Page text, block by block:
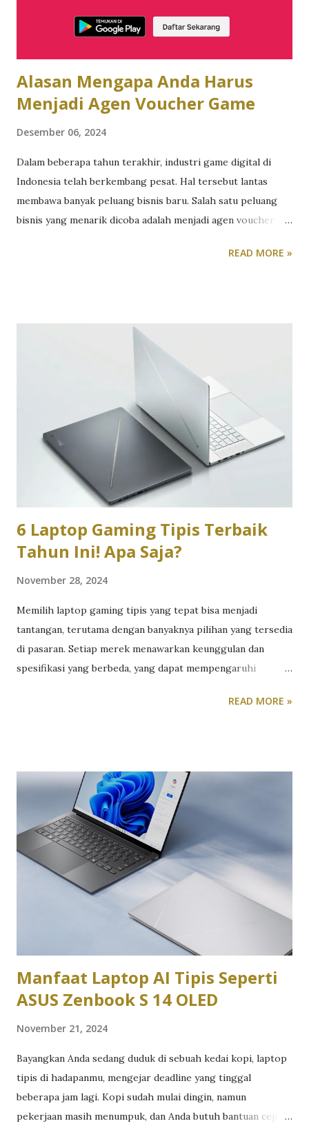
pilihan durasi roaming 3, 7, hingga 30 hari, yang bisa
Alasan Mengapa Anda Harus
Menjadi Agen Voucher Game
Desember 06, 2024
Dalam beberapa tahun terakhir, industri game digital di
Indonesia telah berkembang pesat. Hal tersebut lantas
membawa banyak peluang bisnis baru. Salah satu peluang
bisnis yang menarik dicoba adalah menjadi agen voucher
game itu sendiri. PUBG Mobile misalkan, game ini memiliki
bisa membuat mereka lebih kompetitif. Maka dari itu, bisnis
menjadi agen voucher game menjadi sangat menarik.
Terlebih, bisnis ini menawarkan keuntungan yang menarik
dengan modal yang relatif kecil. Lebih dari itu, bisnis ini
dapat dimulai dan dijalankan dengan mudah. Tentu ini sangat
menarik jika Anda tertarik untuk memulai bisnis dengan
potensi keuntungan yang relatif besar. Lantas, apa saja
alasan mengapa menjadi agen voucher game sangat
menarik? Berikut adalah beberapa ala...
READ MORE »
6 Laptop Gaming Tipis Terbaik
Tahun Ini! Apa Saja?
November 28, 2024
Memilih laptop gaming tipis yang tepat bisa menjadi
tantangan, terutama dengan banyaknya pilihan yang tersedia
di pasaran. Setiap merek menawarkan keunggulan dan
spesifikasi yang berbeda, yang dapat mempengaruhi
mempertimbangkan beberapa faktor utama seperti
GPU yang kuat akan memastikan game berjalan lancar tanpa
lag. Selain itu, kapasitas RAM dan penyimpanan yang besar
akan membantu dalam multitasking dan menyimpan banyak
game. Laptop dengan spesifikasi tinggi seperti Asus ROG
Zephyrus G14 atau Lenovo Legion 7i mungkin menjadi
pilihan yang tepat jika Anda mencari performa maksimal.
Kedua, kualitas layar dan portabilitas juga harus
diperhatikan. Layar dengan resolusi tinggi dan refresh rate
yang cepat akan memberikan pengalaman visual yang lebih
baik. Selain ...
READ MORE »
Manfaat Laptop AI Tipis Seperti
ASUS Zenbook S 14 OLED
November 21, 2024
Bayangkan Anda sedang duduk di sebuah kedai kopi, laptop
tipis di hadapanmu, mengejar deadline yang tinggal
beberapa jam lagi. Kopi sudah mulai dingin, namun
pekerjaan masih menumpuk, dan Anda butuh bantuan cepat